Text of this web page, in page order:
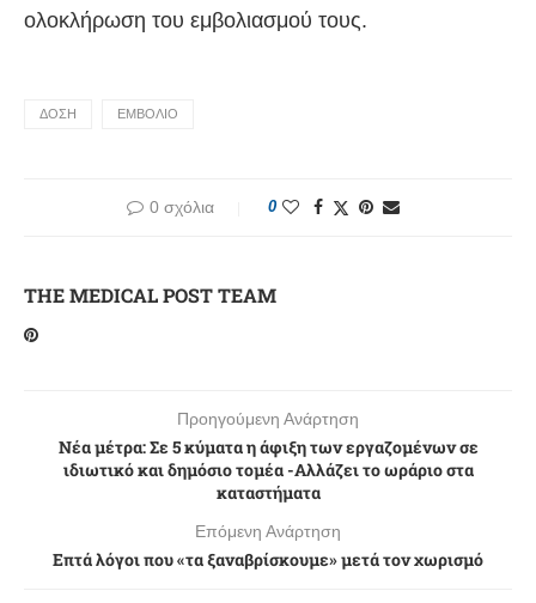
ολοκλήρωση του εμβολιασμού τους.
ΔΟΣΗ ΕΜΒΟΛΙΟ
0 σχόλια 0
THE MEDICAL POST TEAM
Προηγούμενη Ανάρτηση
Νέα μέτρα: Σε 5 κύματα η άφιξη των εργαζομένων σε
ιδιωτικό και δημόσιο τομέα -Αλλάζει το ωράριο στα
καταστήματα
Επόμενη Ανάρτηση
Επτά λόγοι που «τα ξαναβρίσκουμε» μετά τον χωρισμό